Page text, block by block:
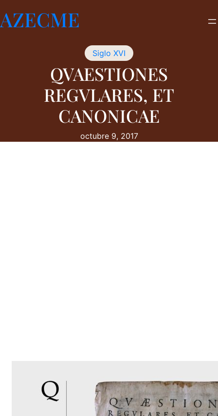
al
contenido
AZECME
Siglo XVI
QVAESTIONES
REGVLARES, ET
CANONICAE
octubre 9, 2017